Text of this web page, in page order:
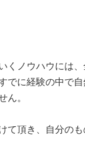
くノウハウには
でに経験の中で
。
て頂き、自分の